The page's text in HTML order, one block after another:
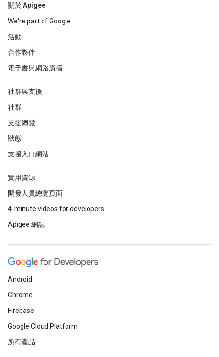
關於 Apigee
We're part of Google
活動
合作夥伴
電子書與網路廣播
社群與支援
社群
支援總覽
狀態
支援入口網站
實用資源
開發人員總覽頁面
4-minute videos for developers
Apigee 網誌
Android
Chrome
Firebase
Google Cloud Platform
所有產品